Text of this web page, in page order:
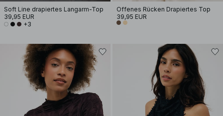
Soft Line drapiertes Langarm-Top
39,95 EUR
+3
Offenes Rücken Drapiertes Top
39,95 EUR